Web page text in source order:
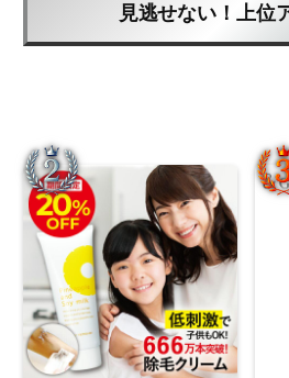
見逃せない！上位